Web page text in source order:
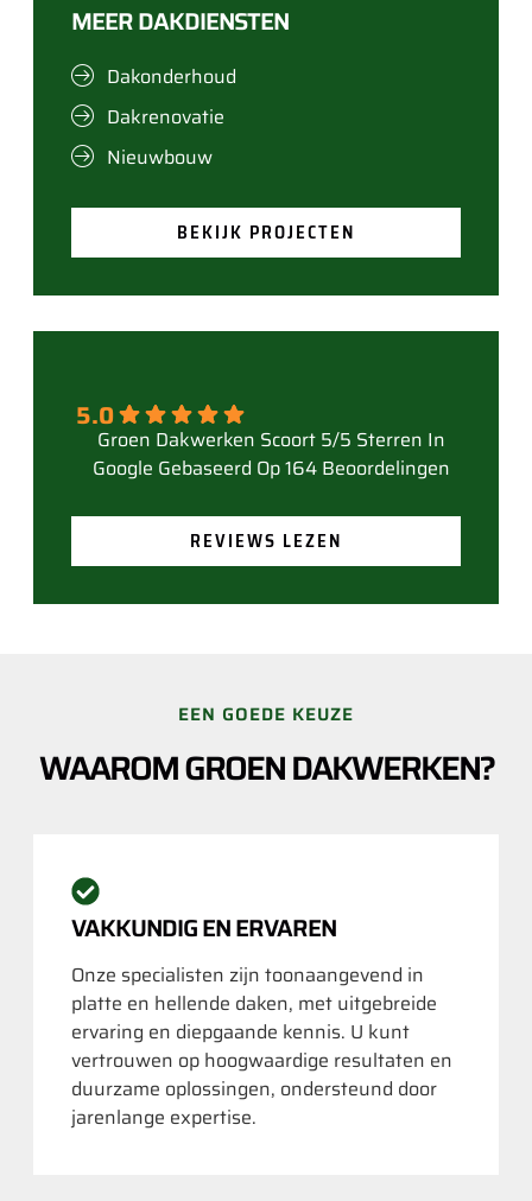
MEER DAKDIENSTEN
Dakonderhoud
Dakrenovatie
Nieuwbouw
BEKIJK PROJECTEN
5.0
Gebaseerd Op 164 Beoordelingen
REVIEWS LEZEN
EEN GOEDE KEUZE
WAAROM GROEN DAKWERKEN?
VAKKUNDIG EN ERVAREN
Onze specialisten zijn toonaangevend in
platte en hellende daken, met uitgebreide
ervaring en diepgaande kennis. U kunt
vertrouwen op hoogwaardige resultaten en
duurzame oplossingen, ondersteund door
jarenlange expertise.